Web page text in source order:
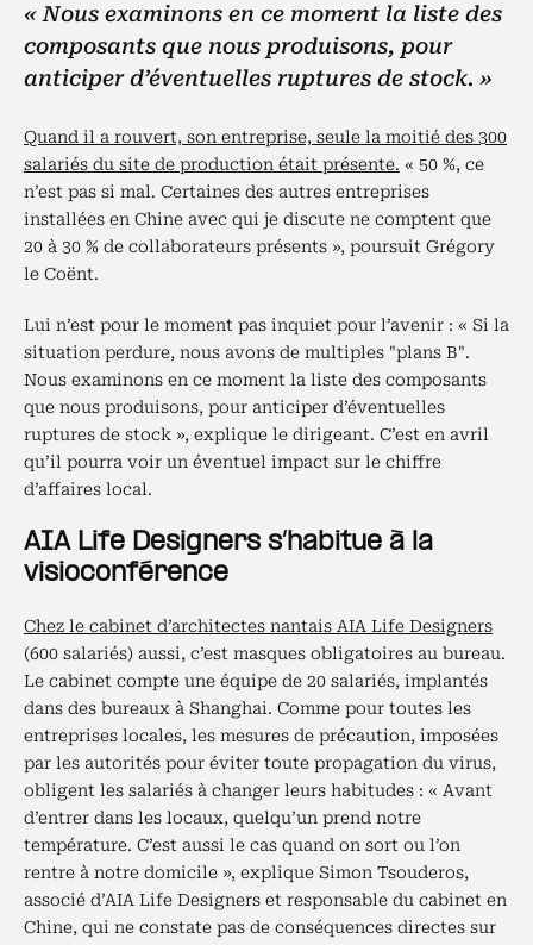
« Nous examinons en ce moment la liste des
composants que nous produisons, pour
anticiper d’éventuelles ruptures de stock. »
Quand il a rouvert, son entreprise, seule la moitié des 300
salariés du site de production était présente. « 50 %, ce
n’est pas si mal. Certaines des autres entreprises
installées en Chine avec qui je discute ne comptent que
20 à 30 % de collaborateurs présents », poursuit Grégory
le Coënt.
Lui n’est pour le moment pas inquiet pour l’avenir : « Si la
situation perdure, nous avons de multiples "plans B".
Nous examinons en ce moment la liste des composants
que nous produisons, pour anticiper d’éventuelles
ruptures de stock », explique le dirigeant. C’est en avril
qu’il pourra voir un éventuel impact sur le chiffre
d’affaires local.
AIA Life Designers s’habitue à la
visioconférence
Chez le cabinet d’architectes nantais AIA Life Designers
(600 salariés) aussi, c’est masques obligatoires au bureau.
Le cabinet compte une équipe de 20 salariés, implantés
dans des bureaux à Shanghai. Comme pour toutes les
entreprises locales, les mesures de précaution, imposées
par les autorités pour éviter toute propagation du virus,
obligent les salariés à changer leurs habitudes : « Avant
d’entrer dans les locaux, quelqu’un prend notre
température. C’est aussi le cas quand on sort ou l’on
rentre à notre domicile », explique Simon Tsouderos,
associé d’AIA Life Designers et responsable du cabinet en
Chine, qui ne constate pas de conséquences directes sur